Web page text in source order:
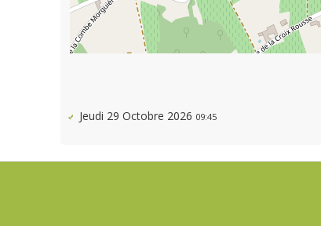
Jeudi 29 Octobre 2026 09:45